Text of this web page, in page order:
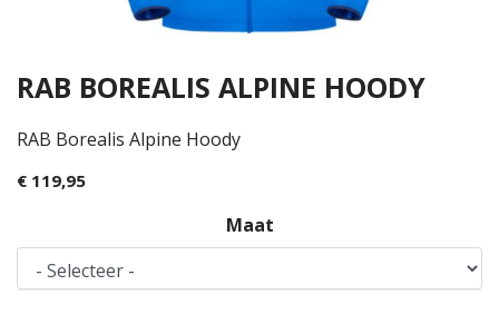
RAB BOREALIS ALPINE HOODY
RAB Borealis Alpine Hoody
€ 119,95
Maat